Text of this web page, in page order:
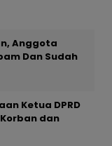
Anggota
Dan Sudah
Ketua DPRD
dan